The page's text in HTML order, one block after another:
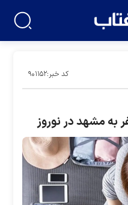
کد خبر:۹۰۱۱۵۲
به مشهد در نوروز